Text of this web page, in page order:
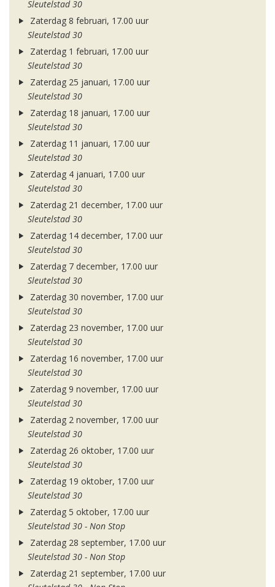
Sleutelstad 30
Zaterdag 8 februari, 17.00 uur
Sleutelstad 30
Zaterdag 1 februari, 17.00 uur
Sleutelstad 30
Zaterdag 25 januari, 17.00 uur
Sleutelstad 30
Zaterdag 18 januari, 17.00 uur
Sleutelstad 30
Zaterdag 11 januari, 17.00 uur
Sleutelstad 30
Zaterdag 4 januari, 17.00 uur
Sleutelstad 30
Zaterdag 21 december, 17.00 uur
Sleutelstad 30
Zaterdag 14 december, 17.00 uur
Sleutelstad 30
Zaterdag 7 december, 17.00 uur
Sleutelstad 30
Zaterdag 30 november, 17.00 uur
Sleutelstad 30
Zaterdag 23 november, 17.00 uur
Sleutelstad 30
Zaterdag 16 november, 17.00 uur
Sleutelstad 30
Zaterdag 9 november, 17.00 uur
Sleutelstad 30
Zaterdag 2 november, 17.00 uur
Sleutelstad 30
Zaterdag 26 oktober, 17.00 uur
Sleutelstad 30
Zaterdag 19 oktober, 17.00 uur
Sleutelstad 30
Zaterdag 5 oktober, 17.00 uur
Sleutelstad 30 - Non Stop
Zaterdag 28 september, 17.00 uur
Sleutelstad 30 - Non Stop
Zaterdag 21 september, 17.00 uur